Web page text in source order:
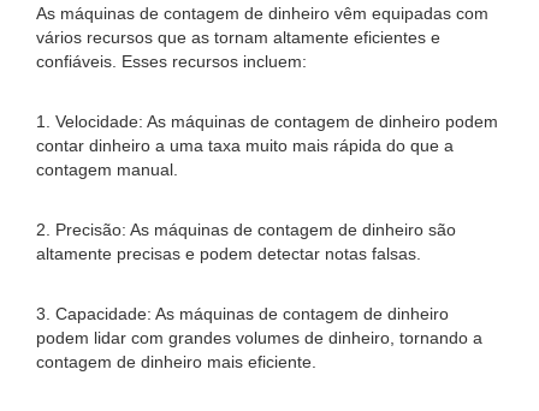
As máquinas de contagem de dinheiro vêm equipadas com
vários recursos que as tornam altamente eficientes e
confiáveis. Esses recursos incluem:
1. Velocidade: As máquinas de contagem de dinheiro podem
contar dinheiro a uma taxa muito mais rápida do que a
contagem manual.
2. Precisão: As máquinas de contagem de dinheiro são
altamente precisas e podem detectar notas falsas.
3. Capacidade: As máquinas de contagem de dinheiro
podem lidar com grandes volumes de dinheiro, tornando a
contagem de dinheiro mais eficiente.